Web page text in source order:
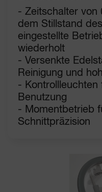
- Zeitschalter von
dem Stillstand
eingestellte
wiederholt
- Versenkte
Reinigung und
- Kontrollleuchten
Benutzung
- Momentbetrieb
Schnittpräzision